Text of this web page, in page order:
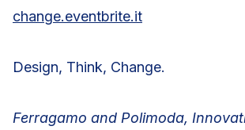
change.eventbrite.it
Design, Think, Change.
Ferragamo and Polimoda,